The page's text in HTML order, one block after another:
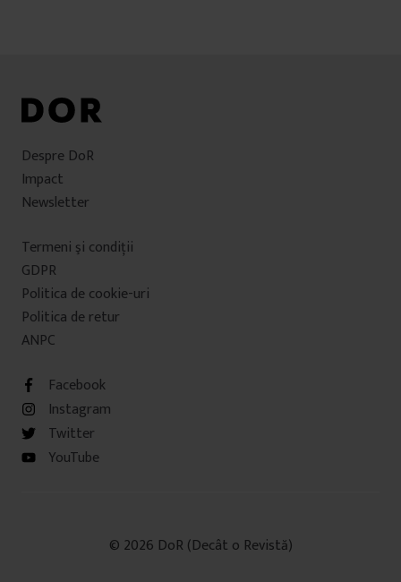
Despre DoR
Impact
Newsletter
Termeni şi condiţii
GDPR
Politica de cookie-uri
Politica de retur
ANPC
Facebook
Instagram
Twitter
YouTube
© 2026 DoR (Decât o Revistă)